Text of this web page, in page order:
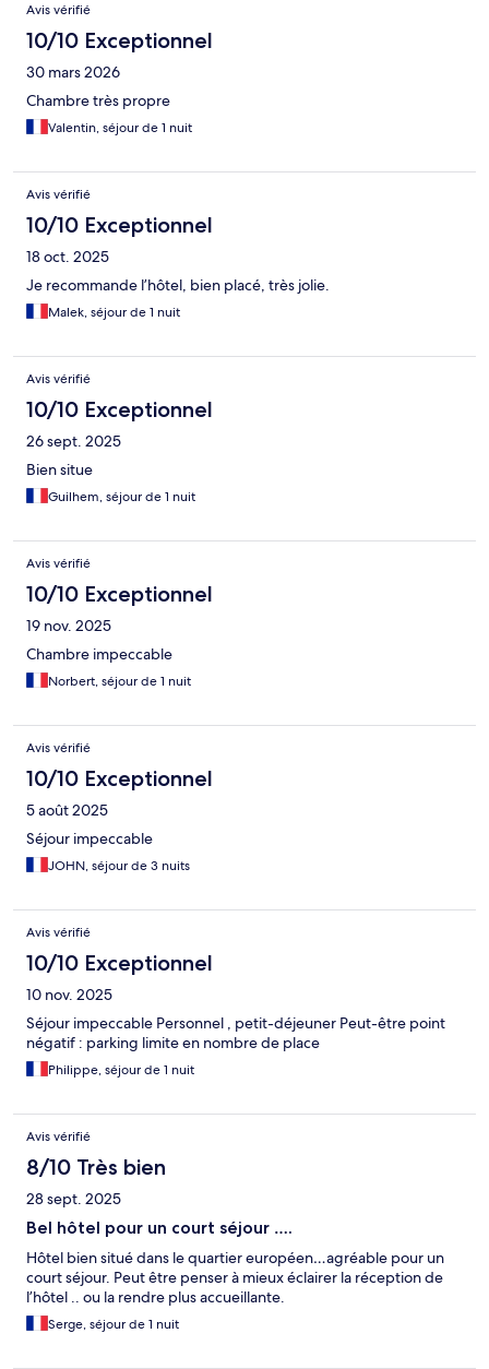
Avis vérifié
10/10 Exceptionnel
30 mars 2026
Chambre très propre
Valentin, séjour de 1 nuit
Avis vérifié
10/10 Exceptionnel
18 oct. 2025
Je recommande l’hôtel, bien placé, très jolie.
Malek, séjour de 1 nuit
Avis vérifié
10/10 Exceptionnel
26 sept. 2025
Bien situe
Guilhem, séjour de 1 nuit
Avis vérifié
10/10 Exceptionnel
19 nov. 2025
Chambre impeccable
Norbert, séjour de 1 nuit
Avis vérifié
10/10 Exceptionnel
5 août 2025
Séjour impeccable
JOHN, séjour de 3 nuits
Avis vérifié
10/10 Exceptionnel
10 nov. 2025
Séjour impeccable Personnel , petit-déjeuner Peut-être point
négatif : parking limite en nombre de place
Philippe, séjour de 1 nuit
Avis vérifié
8/10 Très bien
28 sept. 2025
Bel hôtel pour un court séjour ….
Hôtel bien situé dans le quartier européen…agréable pour un
court séjour. Peut être penser à mieux éclairer la réception de
l’hôtel .. ou la rendre plus accueillante.
Serge, séjour de 1 nuit